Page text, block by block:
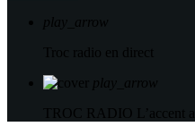
play_arrow
Troc radio en direct
play_arrow
TROC RADIO L’accent